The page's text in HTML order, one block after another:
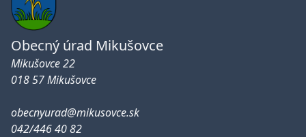
Obecný úrad Mikušovce
Mikušovce 22
018 57 Mikušovce
obecnyurad@mikusovce.sk
042/446 40 82